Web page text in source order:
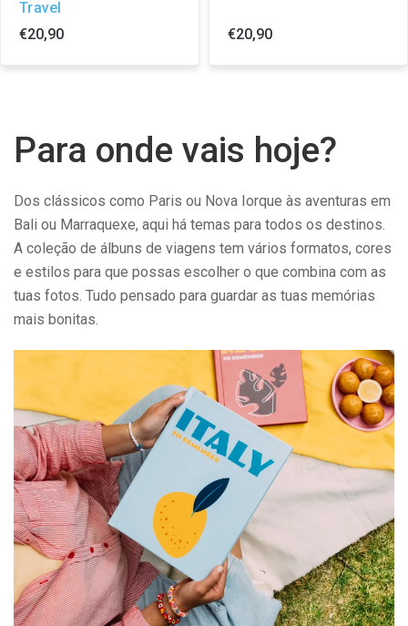
Travel
€20,90
€20,90
Para onde vais hoje?
Dos clássicos como Paris ou Nova Iorque às aventuras em
Bali ou Marraquexe, aqui há temas para todos os destinos.
A coleção de álbuns de viagens tem vários formatos, cores
e estilos para que possas escolher o que combina com as
tuas fotos. Tudo pensado para guardar as tuas memórias
mais bonitas.